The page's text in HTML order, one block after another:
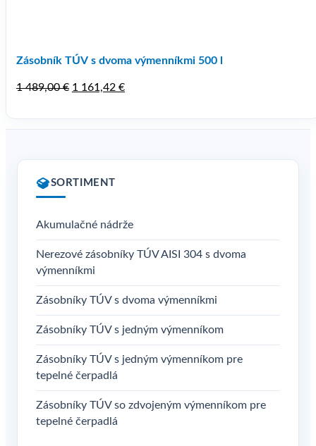
Zásobník TÚV s dvoma výmenníkmi 500 l
1 489,00€ Pôvodná
1
1 161,42 €Aktuálna
1
SORTIMENT
Akumulačné nádrže
Nerezové zásobníky TÚV AISI 304 s dvoma
výmenníkmi
Zásobníky TÚV s dvoma výmenníkmi
Zásobníky TÚV s jedným výmenníkom
Zásobníky TÚV s jedným výmenníkom pre
tepelné čerpadlá
Zásobníky TÚV so zdvojeným výmenníkom pre
tepelné čerpadlá